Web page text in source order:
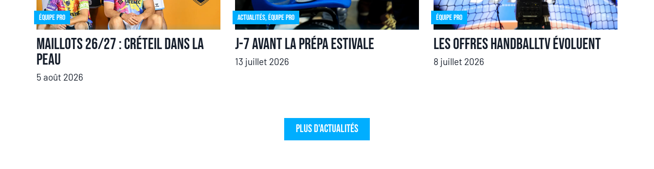
Équipe pro
Maillots 26/27 : Créteil dans la
peau
5 août 2026
Actualités,Équipe pro
J-7 avant la prépa estivale
13 juillet 2026
Équipe pro
Les offres HandballTV évoluent
8 juillet 2026
Plus d'actualités